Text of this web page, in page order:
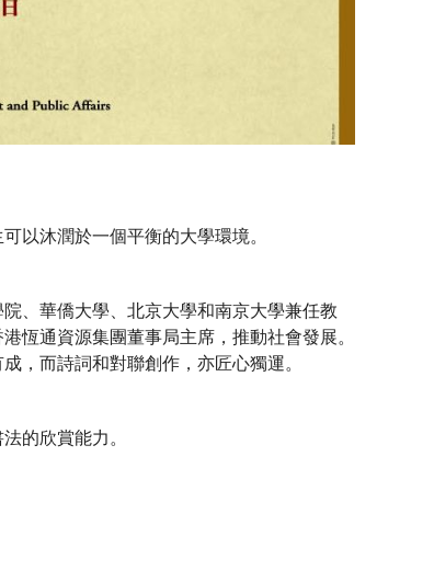
以沐潤於一個平衡的大學環境。
、華僑大學、北京大學和南京大學兼任教
恆通資源集團董事局主席，推動社會發展。
，而詩詞和對聯創作，亦匠心獨運。
的欣賞能力。